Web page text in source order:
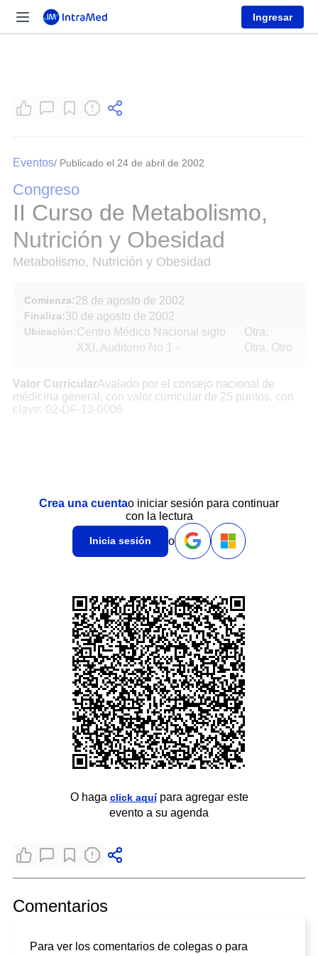
Ingresar
Eventos/ Publicado el 24 de abril de 2002
Congreso
II Curso de Metabolismo,
Nutrición y Obesidad
Metabolismo, Nutrición y Obesidad
Comienza:28 de agosto de 2002
Finaliza:30 de agosto de 2002
Ubicación:Centro Médico Nacional siglo
XXI, Auditorio No 1 -
Otra,
Otra, Otro
Valor CurricularAvalado por el consejo nacional de
médicina general, con valor curricular de 25 puntos, con
clave: 02-DF-13-0006
Crea una cuentao iniciar sesión para continuar
con la lectura
Inicia sesión o
O haga click aquípara agregar este
evento a su agenda
Comentarios
Para ver los comentarios de colegas o para